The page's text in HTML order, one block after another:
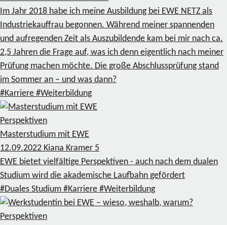
Im Jahr 2018 habe ich meine Ausbildung bei EWE NETZ als
Industriekauffrau begonnen. Während meiner spannenden
und aufregenden Zeit als Auszubildende kam bei mir nach ca.
2,5 Jahren die Frage auf, was ich denn eigentlich nach meiner
Prüfung machen möchte. Die große Abschlussprüfung stand
im Sommer an – und was dann?
#Karriere #Weiterbildung
Perspektiven
Masterstudium mit EWE
12.09.2022 Kiana Kramer 5
EWE bietet vielfältige Perspektiven - auch nach dem dualen
Studium wird die akademische Laufbahn gefördert
#Duales Studium #Karriere #Weiterbildung
Perspektiven